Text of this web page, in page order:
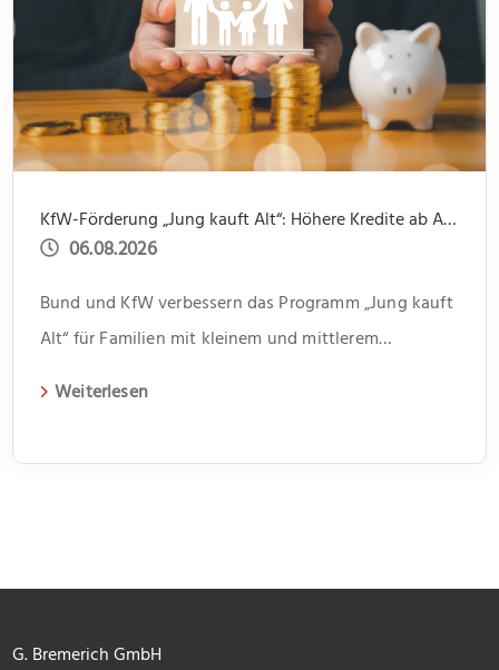
KfW-Förderung „Jung kauft Alt“: Höhere Kredite ab August 2026
06.08.2026
Bund und KfW verbessern das Programm „Jung kauft
Alt“ für Familien mit kleinem und mittlerem
Weiterlesen
G. Bremerich GmbH